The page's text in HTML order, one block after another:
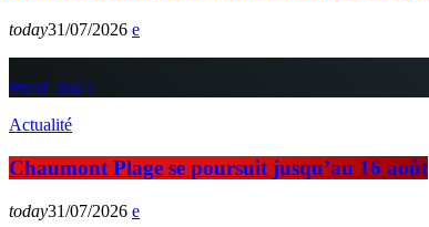
today31/07/2026
insert_link
Actualité
Chaumont Plage se poursuit jusqu’au 16 août
today31/07/2026